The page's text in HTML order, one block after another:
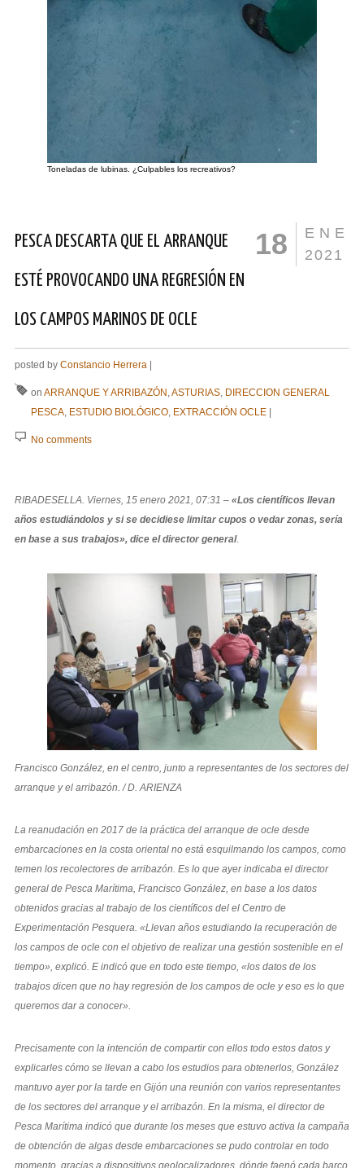
Toneladas de lubinas. ¿Culpables los recreativos?
PESCA DESCARTA QUE EL ARRANQUE
ESTÉ PROVOCANDO UNA REGRESIÓN EN
LOS CAMPOS MARINOS DE OCLE
ENE
2021
18
posted by Constancio Herrera|
on ARRANQUE Y ARRIBAZÓN,ASTURIAS, DIRECCION GENERAL
PESCA, ESTUDIO BIOLÓGICO, EXTRACCIÓN OCLE|
No comments
RIBADESELLA. Viernes, 15 enero 2021, 07:31 – «Los científicos llevan
años estudiándolos y si se decidiese limitar cupos o vedar zonas, sería
en base a sus trabajos», dice el director general.
Francisco González, en el centro, junto a representantes de los sectores del
arranque y el arribazón. / D. ARIENZA
La reanudación en 2017 de la práctica del arranque de ocle desde
embarcaciones en la costa oriental no está esquilmando los campos, como
temen los recolectores de arribazón. Es lo que ayer indicaba el director
general de Pesca Marítima, Francisco González, en base a los datos
obtenidos gracias al trabajo de los científicos del el Centro de
Experimentación Pesquera. «Llevan años estudiando la recuperación de
los campos de ocle con el objetivo de realizar una gestión sostenible en el
tiempo», explicó. E indicó que en todo este tiempo, «los datos de los
trabajos dicen que no hay regresión de los campos de ocle y eso es lo que
queremos dar a conocer».
Precisamente con la intención de compartir con ellos todo estos datos y
explicarles cómo se llevan a cabo los estudios para obtenerlos, González
mantuvo ayer por la tarde en Gijón una reunión con varios representantes
de los sectores del arranque y el arribazón. En la misma, el director de
Pesca Marítima indicó que durante los meses que estuvo activa la campaña
de obtención de algas desde embarcaciones se pudo controlar en todo
momento, gracias a dispositivos geolocalizadores, dónde faenó cada barco